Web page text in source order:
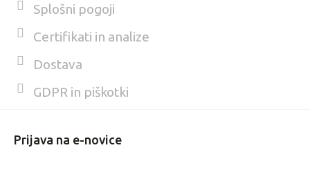
Splošni pogoji
Certifikati in analize
Dostava
GDPR in piškotki
Prijava na e-novice